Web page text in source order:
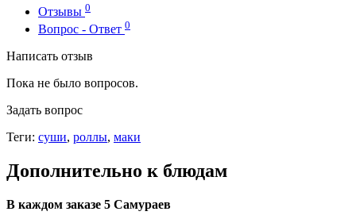
Отзывы 0
Вопрос - Ответ 0
Написать отзыв
Пока не было вопросов.
Задать вопрос
Теги: суши, роллы, маки
Дополнительно к блюдам
В каждом заказе 5 Самураев